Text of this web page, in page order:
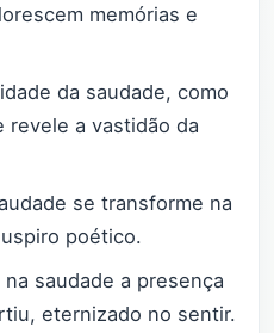
memórias e
da saudade, como
revele a vastidão da
se transforme na
poético.
saudade a presença
eternizado no sentir.